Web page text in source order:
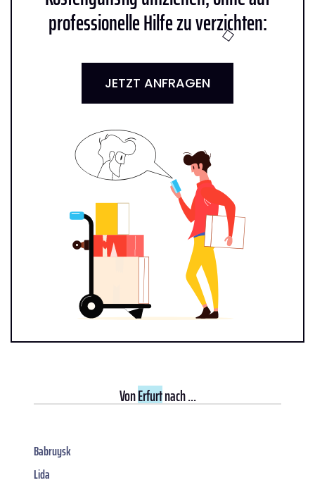
professionelle Hilfe zu verzichten:
JETZT ANFRAGEN
VonErfurtnach ...
Babruysk
Lida